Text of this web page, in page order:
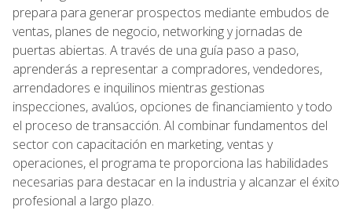
prepara para generar prospectos mediante embudos de
ventas, planes de negocio, networking y jornadas de
puertas abiertas. A través de una guía paso a paso,
aprenderás a representar a compradores, vendedores,
arrendadores e inquilinos mientras gestionas
inspecciones, avalúos, opciones de financiamiento y todo
el proceso de transacción. Al combinar fundamentos del
sector con capacitación en marketing, ventas y
operaciones, el programa te proporciona las habilidades
necesarias para destacar en la industria y alcanzar el éxito
profesional a largo plazo.